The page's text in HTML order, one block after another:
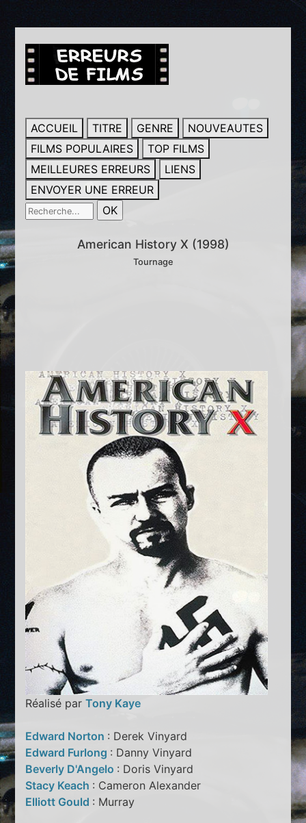
ACCUEIL TITRE GENRE
NOUVEAUTES
FILMS POPULAIRES
TOP FILMS
MEILLEURES ERREURS
LIENS
ENVOYER UNE ERREUR
American History X (1998)
Tournage
Réalisé parTony Kaye
Edward Norton : Derek Vinyard
Edward Furlong : Danny Vinyard
Beverly D'Angelo : Doris Vinyard
Stacy Keach : Cameron Alexander
Elliott Gould : Murray